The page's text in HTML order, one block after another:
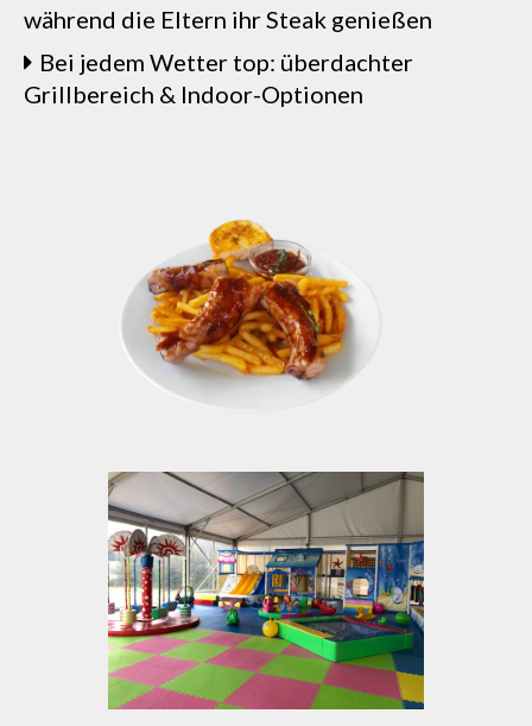
während die Eltern ihr Steak genießen
Bei jedem Wetter top: überdachter
Grillbereich & Indoor-Optionen